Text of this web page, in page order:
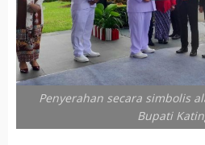
Penyerahan secara simbolis
Bupati